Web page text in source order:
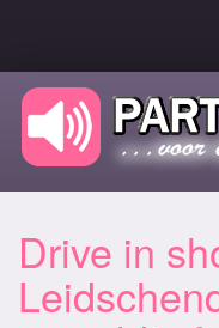
Drive in